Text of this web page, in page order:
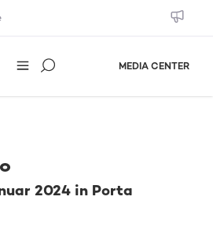
MEDIA CENTER
2024 in Porta